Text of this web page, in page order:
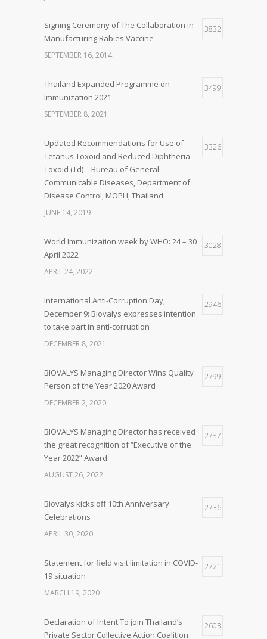
Signing Ceremony of The Collaboration in
Manufacturing Rabies Vaccine
3832
SEPTEMBER 16, 2014
Thailand Expanded Programme on
Immunization 2021
3499
SEPTEMBER 8, 2021
Updated Recommendations for Use of
Tetanus Toxoid and Reduced Diphtheria
Toxoid (Td) – Bureau of General
Communicable Diseases, Department of
Disease Control, MOPH, Thailand
3326
JUNE 14, 2019
World Immunization week by WHO: 24 – 30
April 2022
3028
APRIL 24, 2022
International Anti-Corruption Day,
December 9: Biovalys expresses intention
to take part in anti-corruption
2946
DECEMBER 8, 2021
BIOVALYS Managing Director Wins Quality
Person of the Year 2020 Award
2799
DECEMBER 2, 2020
BIOVALYS Managing Director has received
the great recognition of “Executive of the
Year 2022” Award.
2787
AUGUST 26, 2022
Biovalys kicks off 10th Anniversary
Celebrations
2736
APRIL 30, 2020
Statement for field visit limitation in COVID-
19 situation
2721
MARCH 19, 2020
Declaration of Intent To join Thailand’s
Private Sector Collective Action Coalition
2603